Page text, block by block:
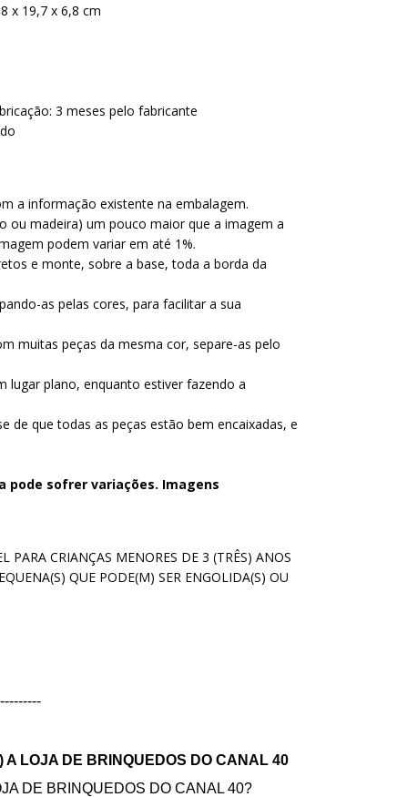
x 19,7 x 6,8 cm
3 meses pelo fabricante
a informação existente na embalagem.
ou madeira) um pouco maior que a imagem a
podem variar em até 1%.
e monte, sobre a base, toda a borda da
as pelas cores, para facilitar a sua
muitas peças da mesma cor, separe-as pelo
lugar plano, enquanto estiver fazendo a
de que todas as peças estão bem encaixadas, e
pode sofrer variações. Imagens
PARA CRIANÇAS MENORES DE 3 (TRÊS) ANOS
QUE PODE(M) SER ENGOLIDA(S) OU
A LOJA DE BRINQUEDOS DO CANAL 40
DE BRINQUEDOS DO CANAL 40?